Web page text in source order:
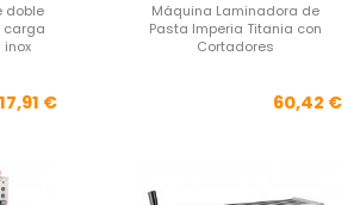
doble
carga
Precio base
Precio
€
Máquina Laminadora de
Pasta Imperia Titania con
Cortadores
60,42 €